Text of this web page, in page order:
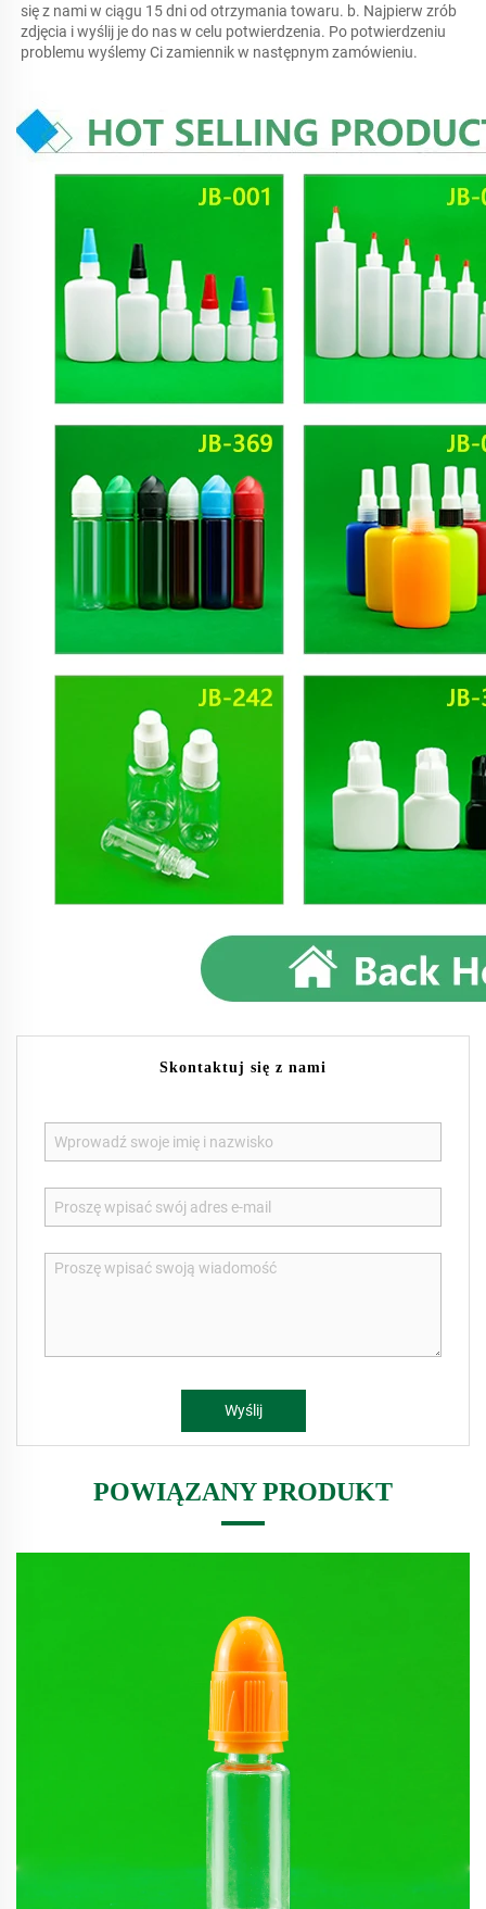
się z nami w ciągu 15 dni od otrzymania towaru. b. Najpierw zrób
zdjęcia i wyślij je do nas w celu potwierdzenia. Po potwierdzeniu
problemu wyślemy Ci zamiennik w następnym zamówieniu.
Skontaktuj się z nami
Wyślij
POWIĄZANY PRODUKT